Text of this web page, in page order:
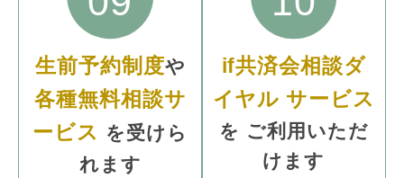
生前予約制度や
各種無料相談サ
ービス を受けら
れます
if共済会相談ダ
イヤル サービス
を ご利用いただ
けます